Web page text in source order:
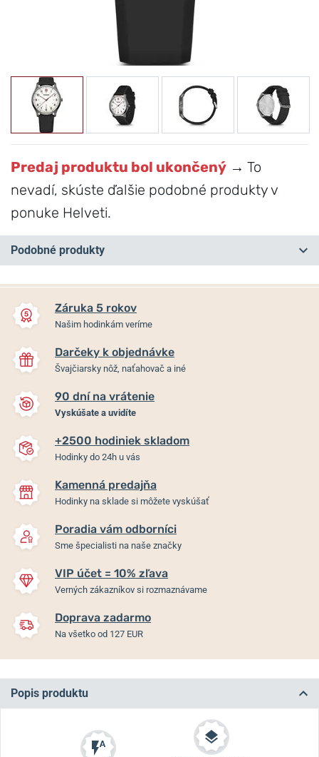
Predaj produktu bol ukončený → To
nevadí, skúste ďalšie podobné produkty v
ponuke Helveti.
Podobné produkty
Wenger City Sport
01.1421.127
Skladom
135 €
Záruka 5 rokov
Našim hodinkám veríme
Darčeky k objednávke
Švajčiarsky nôž, naťahovač a iné
90 dní na vrátenie
Vyskúšate a uvidíte
+2500 hodiniek skladom
Hodinky do 24h u vás
Kamenná predajňa
Hodinky na sklade si môžete vyskúšať
Poradia vám odborníci
Sme špecialisti na naše značky
VIP účet = 10% zľava
Verných zákazníkov si rozmaznávame
Doprava zadarmo
Na všetko od 127 EUR
Popis produktu